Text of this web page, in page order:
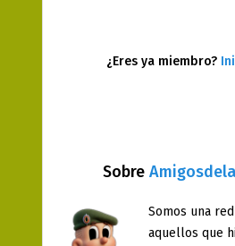
Sobre
Somos una
aquellos que
¿Eres ya miembro?